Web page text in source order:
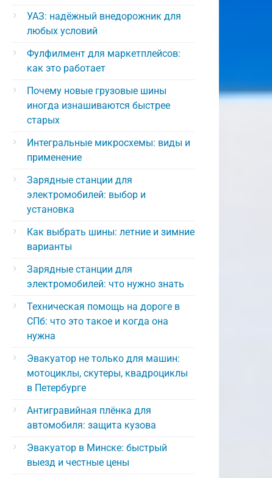
УАЗ: надёжный внедорожник для
любых условий
Фулфилмент для маркетплейсов:
как это работает
Почему новые грузовые шины
иногда изнашиваются быстрее
старых
Интегральные микросхемы: виды и
применение
Зарядные станции для
электромобилей: выбор и
установка
Как выбрать шины: летние и зимние
варианты
Зарядные станции для
электромобилей: что нужно знать
Техническая помощь на дороге в
СПб: что это такое и когда она
нужна
Эвакуатор не только для машин:
мотоциклы, скутеры, квадроциклы
в Петербурге
Антигравийная плёнка для
автомобиля: защита кузова
Эвакуатор в Минске: быстрый
выезд и честные цены